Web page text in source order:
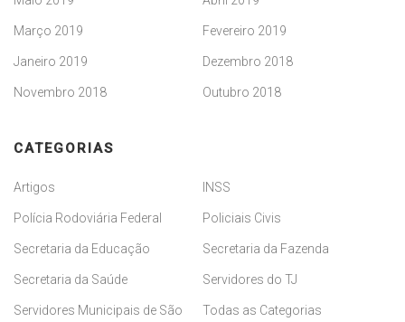
Março 2019 Fevereiro 2019
Janeiro 2019 Dezembro 2018
Novembro 2018 Outubro 2018
CATEGORIAS
Artigos INSS
Polícia Rodoviária Federal Policiais Civis
Secretaria da Educação Secretaria da Fazenda
Secretaria da Saúde Servidores do TJ
Servidores Municipais de São
Todas as Categorias